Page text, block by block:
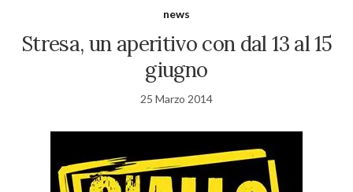
news
Stresa, un aperitivo con dal 13 al 15
giugno
25 Marzo 2014